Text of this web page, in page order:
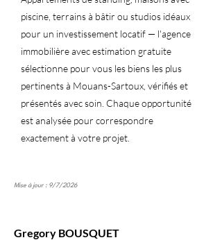
piscine, terrains à bâtir ou studios idéaux
pour un investissement locatif — l'agence
immobilière avec estimation gratuite
sélectionne pour vous les biens les plus
pertinents à Mouans-Sartoux, vérifiés et
présentés avec soin. Chaque opportunité
est analysée pour correspondre
exactement à votre projet.
Mise à jour : 9/7/2026
Gregory BOUSQUET